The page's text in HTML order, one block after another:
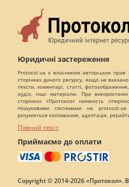
Юридичні застереження
Protocol.ua є власником авторських
сторінках даного ресурсу, якщо не
тексти, коментарі, статті,
аудіо, інші матеріали. При
сторінках «Протокол» наявність
пошуковими системами на protocol.ua
розуміється копіювання, адаптація,
Повний текст
Приймаємо до оплати
Copyright © 2014-2026 «Протокол».